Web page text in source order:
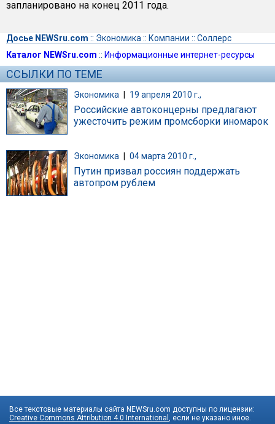
запланировано на конец 2011 года.
Досье NEWSru.com :: Экономика :: Компании :: Соллерс
Каталог NEWSru.com :: Информационные интернет-ресурсы
ССЫЛКИ ПО ТЕМЕ
Экономика | 19 апреля 2010 г.,
Российские автоконцерны предлагают
ужесточить режим промсборки иномарок
Экономика 04 марта 2010 г.,
Путин призвал россиян поддержать
автопром рублем
Все текстовые материалы сайта NEWSru.com доступны по лицензии:
Creative Commons Attribution 4.0 International , если не указано иное.